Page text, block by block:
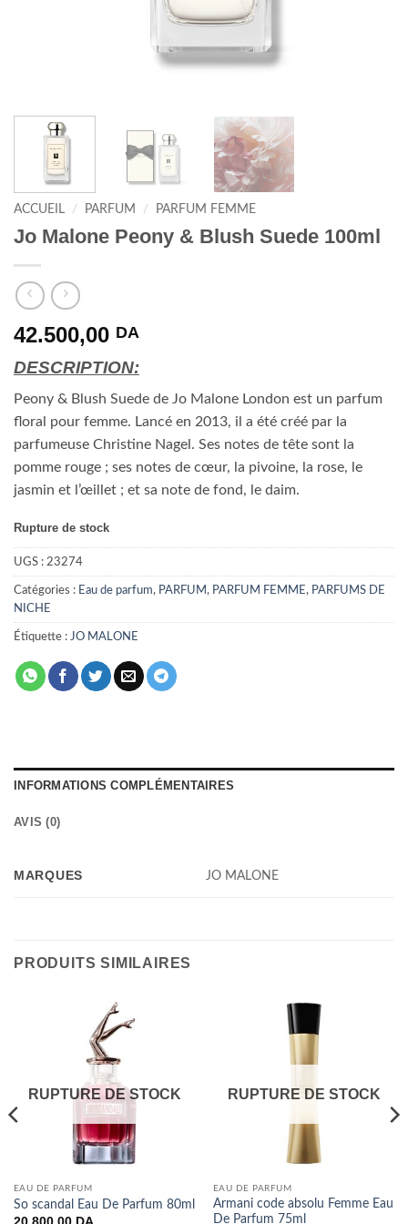
ACCUEIL / PARFUM / PARFUM FEMME
Jo Malone Peony & Blush Suede 100ml
42.500,00 DA
DESCRIPTION:
Peony & Blush Suede de Jo Malone London est un parfum
floral pour femme. Lancé en 2013, il a été créé par la
parfumeuse Christine Nagel. Ses notes de tête sont la
pomme rouge ; ses notes de cœur, la pivoine, la rose, le
jasmin et l’œillet ; et sa note de fond, le daim.
Rupture de stock
UGS : 23274
Catégories : Eau de parfum, PARFUM , PARFUM FEMME , PARFUMS DE
NICHE
Étiquette : JO MALONE
INFORMATIONS COMPLÉMENTAIRES
AVIS (0)
MARQUES JO MALONE
PRODUITS SIMILAIRES
RUPTURE DE STOCK
EAU DE PARFUM
So scandal Eau De Parfum 80ml
RUPTURE DE STOCK
EAU DE PARFUM
Armani code absolu Femme Eau
De Parfum 75ml